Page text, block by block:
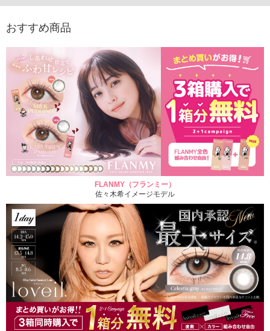
おすすめ商品
FLANMY（フランミー）
佐々木希イメージモデル